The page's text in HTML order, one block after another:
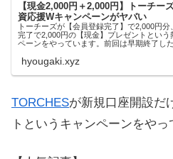
【現金2,000円＋2,000円】トーチー
資応援Wキャンペーンがヤバい
トーチーズが【会員登録完了】で2,000円分
完了で2,000円の【現金】プレゼントという
ペーンをやっています。前回は早期終了した
hyougaki.xyz
TORCHESが新規口座開設だ
トというキャンペーンをやっ